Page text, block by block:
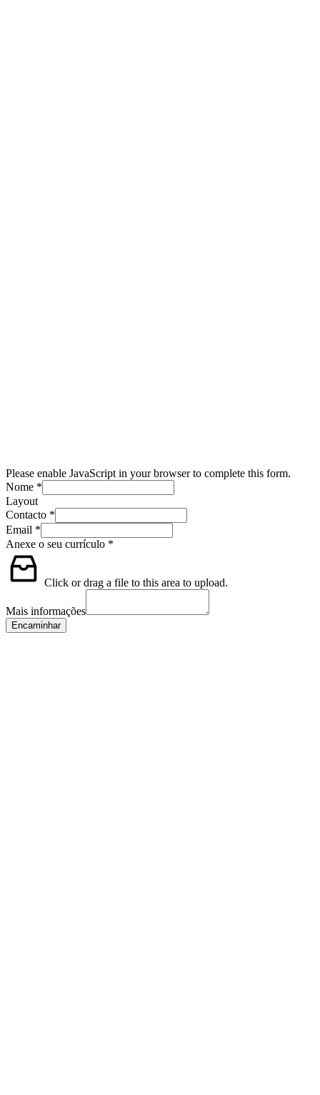
Please enable JavaScript in your browser to complete this form.
Nome *
Layout
Contacto *
Email *
Anexe o seu currículo *
Click or drag a file to this area to upload.
Mais informações
Encaminhar